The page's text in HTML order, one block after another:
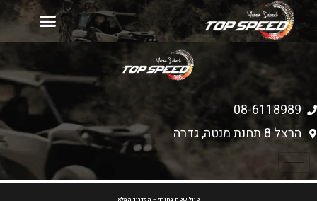
08-6118989
הרצל 8 תחנת מנטה, גדרה
טיול שטח בחורף – המדריך המלא